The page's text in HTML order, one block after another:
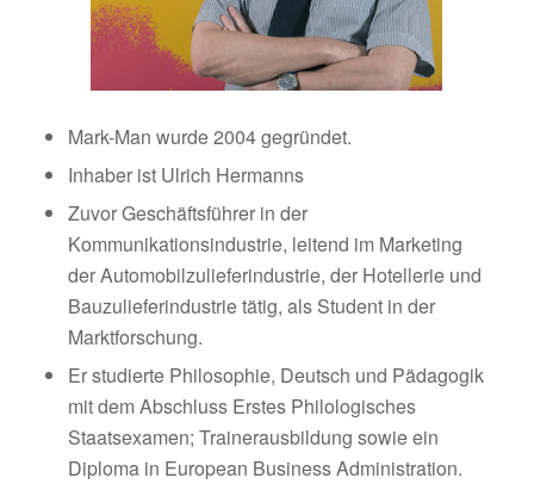
Mark-Man wurde 2004 gegründet.
Inhaber ist Ulrich Hermanns
Zuvor Geschäftsführer in der
Kommunikationsindustrie, leitend im Marketing
der Automobilzulieferindustrie, der Hotellerie und
Bauzulieferindustrie tätig, als Student in der
Marktforschung.
Er studierte Philosophie, Deutsch und Pädagogik
mit dem Abschluss Erstes Philologisches
Staatsexamen; Trainerausbildung sowie ein
Diploma in European Business Administration.